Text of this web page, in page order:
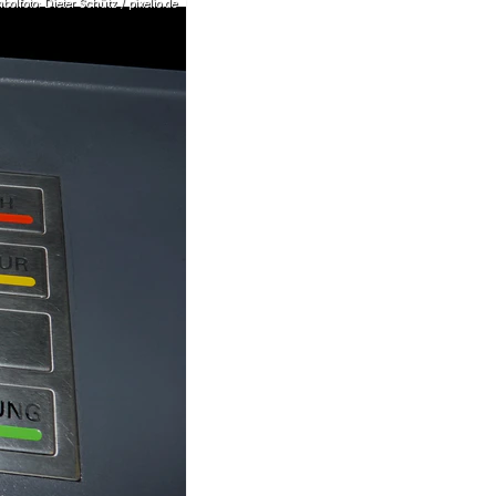
Dieter Schütz / pixelio.de